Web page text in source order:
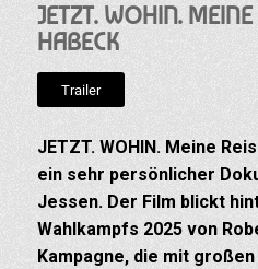
JETZT. WOHIN.
HABECK
Trailer
JETZT. WOHIN. Meine
ein sehr persönlicher
Jessen. Der Film blickt
Wahlkampfs 2025 von
Kampagne, die mit